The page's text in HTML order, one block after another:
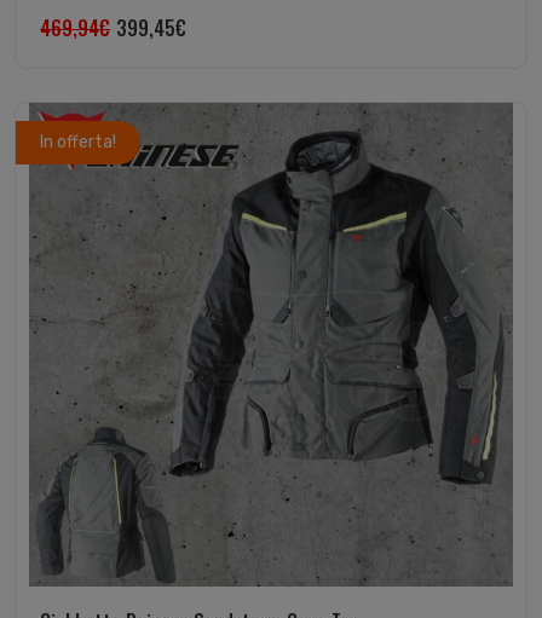
469,94€ 399,45€
In offerta!